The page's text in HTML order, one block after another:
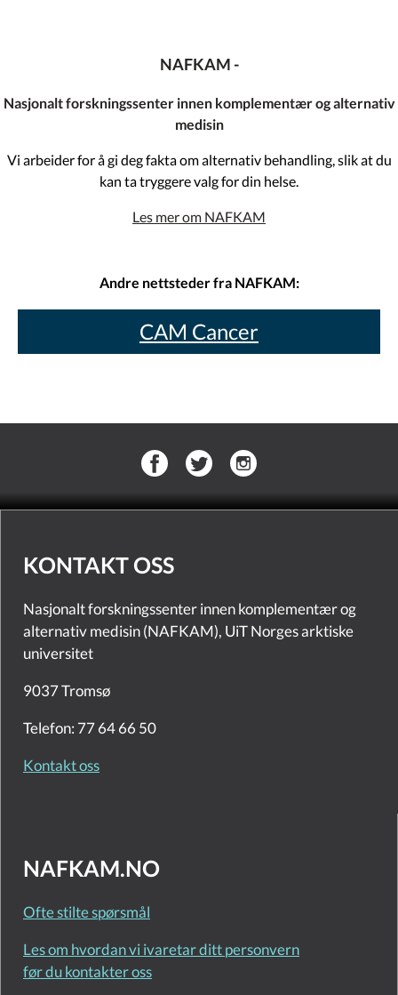
NAFKAM -
Nasjonalt forskningssenter innen komplementær og alternativ
medisin
Vi arbeider for å gi deg fakta om alternativ behandling, slik at du
kan ta tryggere valg for din helse.
Les mer om NAFKAM
Andre nettsteder fra NAFKAM:
CAM Cancer
KONTAKT OSS
Nasjonalt forskningssenter innen komplementær og
alternativ medisin (NAFKAM), UiT Norges arktiske
universitet
9037 Tromsø
Telefon: 77 64 66 50
Kontakt oss
NAFKAM.NO
Ofte stilte spørsmål
Les om hvordan vi ivaretar ditt personvern
før du kontakter oss